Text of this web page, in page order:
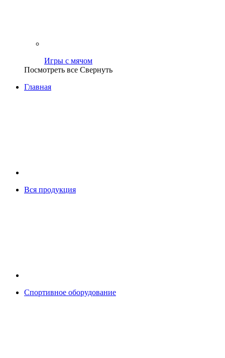
Игры с мячом
Посмотреть все Свернуть
Главная
Вся продукция
Спортивное оборудование